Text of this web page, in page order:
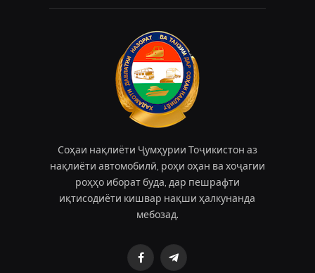
Соҳаи нақлиёти Ҷумҳурии Тоҷикистон аз
нақлиёти автомобилӣ, роҳи оҳан ва хоҷагии
роҳҳо иборат буда, дар пешрафти
иқтисодиёти кишвар нақши ҳалкунанда
мебозад.
FacebookTelegram